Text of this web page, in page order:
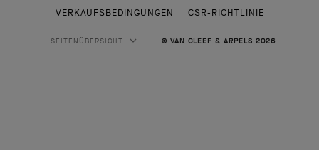
VERKAUFSBEDINGUNGEN CSR-RICHTLINIE
SEITENÜBERSICHT © VAN CLEEF & ARPELS 2026